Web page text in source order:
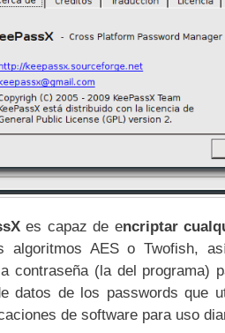
es capaz de encriptar
algoritmos AES o Twofish,
contraseña (la del programa)
datos de los passwords que
de software para uso